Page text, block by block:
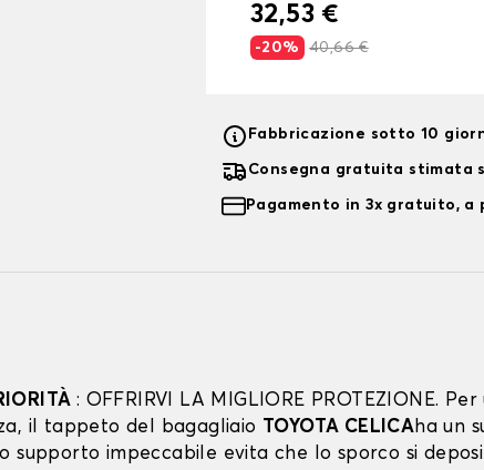
32,53 €
-20% 40,66 €
Fabbricazione sotto 10
Consegna gratuita stimata
Pagamento in 3x gratuito,
: OFFRIRVI LA MIGLIORE PROTEZIONE. Per
il tappeto del bagagliaio
TOYOTA CELICAha un
supporto impeccabile evita che lo sporco si